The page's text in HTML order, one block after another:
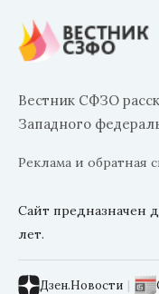
Вестник СФЗО
Западного
Реклама и обратная
Сайт предназначен
лет.
Дзен.Новости |